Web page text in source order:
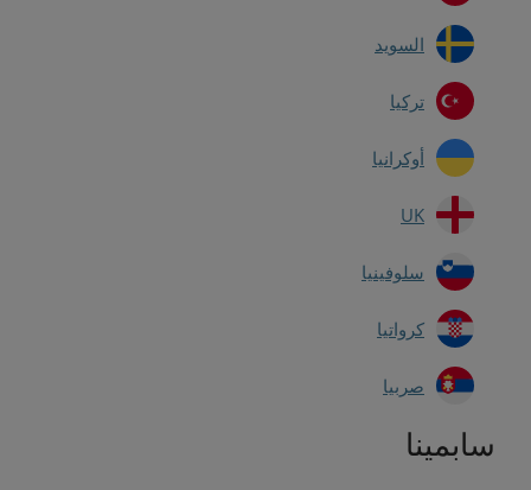
السويد
تركيا
أوكرانيا
UK
سلوفينيا
كرواتيا
صربيا
سابمينا